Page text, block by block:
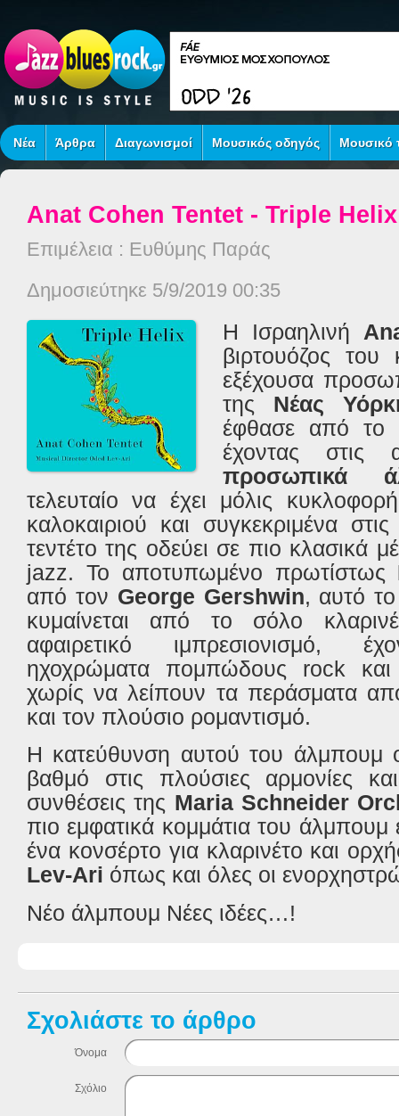
Νέα Άρθρα Διαγωνισμοί Μουσικός οδηγός Μουσικό
Anat Cohen Tentet - Triple Helix
Επιμέλεια : Ευθύμης Παράς
Δημοσιεύτηκε 5/9/2019 00:35
Η Ισραηλινή
βιρτουόζος του
εξέχουσα
της Νέας
έφθασε από το
έχοντας στις
προσωπικά
τελευταίο να έχει μόλις
καλοκαιριού και συγκεκριμένα
τεντέτο της οδεύει σε πιο κλασικά
jazz. Το αποτυπωμένο πρωτίστως
από τον George Gershwin, αυτό
κυμαίνεται από το
σόλο
αφαιρετικό ιμπρεσιονισμό,
ηχοχρώματα πομπώδους rock
χωρίς να λείπουν τα περάσματα
και τον πλούσιο ρομαντισμό.
Η κατεύθυνση αυτού του άλμπουμ
βαθμό στις πλούσιες αρμονίες
συνθέσεις της Maria Schneider
πιο εμφατικά κομμάτια του άλμπουμ
ένα κονσέρτο για κλαρινέτο και
Lev-Ari όπως και όλες οι
Νέο άλμπουμ Νέες ιδέες…!
Σχολιάστε το άρθρο
Όνομα
Σχόλιο